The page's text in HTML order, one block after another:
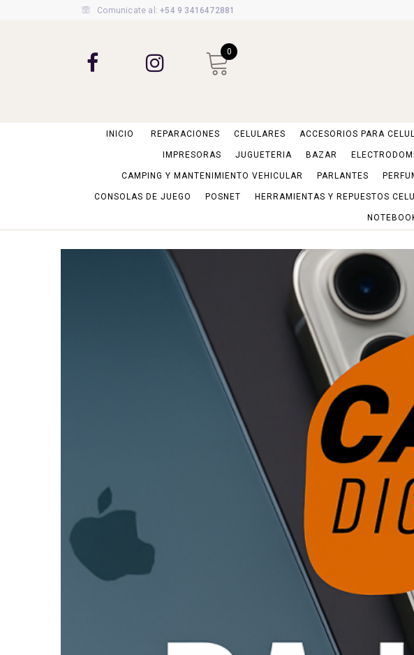
Comunicate al:+54 9 3416472881
0
INICIO REPARACIONES CELULARES ACCESORIOS PARA
IMPRESORAS JUGUETERIA BAZAR
CAMPING Y MANTENIMIENTO VEHICULAR PARLANTES
CONSOLAS DE JUEGO POSNET HERRAMIENTAS Y REPUESTOS